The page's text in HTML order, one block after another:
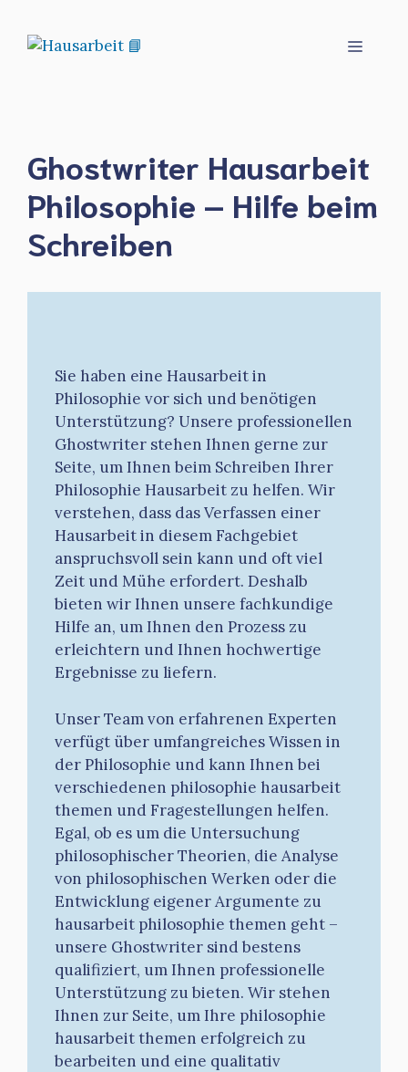
Inhalt
springen
Menü
Ghostwriter Hausarbeit
Philosophie – Hilfe beim
Schreiben
Sie haben eine Hausarbeit in
Philosophie vor sich und benötigen
Unterstützung? Unsere professionellen
Ghostwriter stehen Ihnen gerne zur
Seite, um Ihnen beim Schreiben Ihrer
Philosophie Hausarbeit zu helfen. Wir
verstehen, dass das Verfassen einer
Hausarbeit in diesem Fachgebiet
anspruchsvoll sein kann und oft viel
Zeit und Mühe erfordert. Deshalb
bieten wir Ihnen unsere fachkundige
Hilfe an, um Ihnen den Prozess zu
erleichtern und Ihnen hochwertige
Ergebnisse zu liefern.
Unser Team von erfahrenen Experten
verfügt über umfangreiches Wissen in
der Philosophie und kann Ihnen bei
verschiedenen philosophie hausarbeit
themen und Fragestellungen helfen.
Egal, ob es um die Untersuchung
philosophischer Theorien, die Analyse
von philosophischen Werken oder die
Entwicklung eigener Argumente zu
hausarbeit philosophie themen geht –
unsere Ghostwriter sind bestens
qualifiziert, um Ihnen professionelle
Unterstützung zu bieten. Wir stehen
Ihnen zur Seite, um Ihre philosophie
hausarbeit themen erfolgreich zu
bearbeiten und eine qualitativ